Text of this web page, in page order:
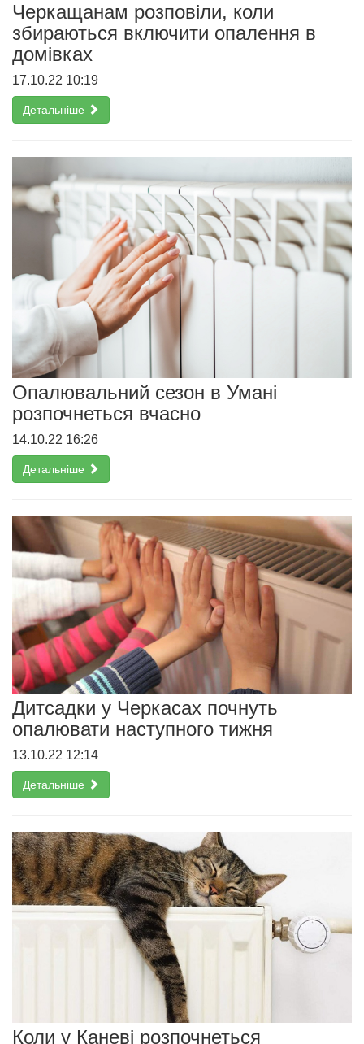
Черкащанам розповіли, коли
збираються включити опалення в
домівках
17.10.22 10:19
Детальніше
Опалювальний сезон в Умані
розпочнеться вчасно
14.10.22 16:26
Детальніше
Дитсадки у Черкасах почнуть
опалювати наступного тижня
13.10.22 12:14
Детальніше
Коли у Каневі розпочнеться